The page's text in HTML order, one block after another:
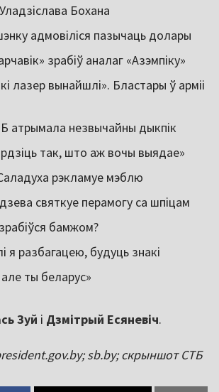
Бохана
адмовіліся пазычаць долары
зрабіў аналаг «Азэмпіку»
лазер вынайшлі». Бластары ў арміі
атрымала незвычайны дыкпік
так, што аж вочы выядае»
рэкламуе мэблю
святкуе перамогу са шпіцам
бамжом?
я разбагацею, будуць знакі
але ты беларус»
Зуй і Дзмітрый Есяневіч.
sb.by; скрыншот СТБ